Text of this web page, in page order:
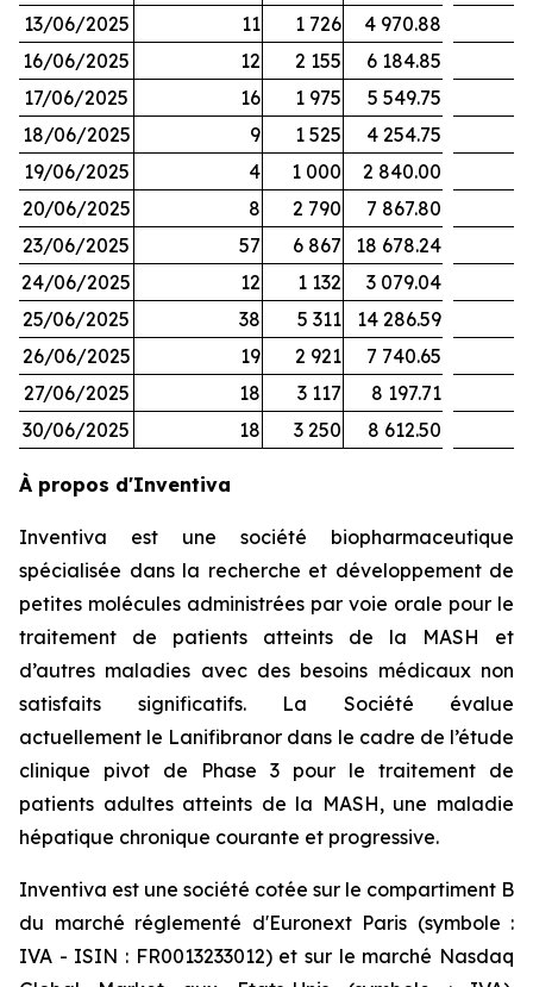
13/06/2025
11 1 726
4 970.88
16/06/2025
12 2 155
6 184.85
17/06/2025
16 1 975
5 549.75
18/06/2025
9 1 525
4 254.75
19/06/2025
4 1 000
2 840.00
20/06/2025
8 2 790
7 867.80
23/06/2025
57 6 867
18 678.24
24/06/2025
12 1 132
3 079.04
25/06/2025
38 5 311
14 286.59
26/06/2025
19 2 921
7 740.65
27/06/2025
18 3 117
8 197.71
30/06/2025
18 3 250 8 612.50
À propos d'Inventiva
Inventiva est une société biopharmaceutique
spécialisée dans la recherche et développement de
petites molécules administrées par voie orale pour le
traitement de patients atteints de la MASH et
d’autres maladies avec des besoins médicaux non
satisfaits significatifs. La Société évalue
actuellement le Lanifibranor dans le cadre de l’étude
clinique pivot de Phase 3 pour le traitement de
patients adultes atteints de la MASH, une maladie
hépatique chronique courante et progressive.
Inventiva est une société cotée sur le compartiment B
du marché réglementé d'Euronext Paris (symbole :
IVA - ISIN : FR0013233012) et sur le marché Nasdaq